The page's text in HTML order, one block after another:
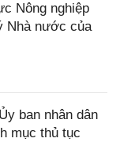
Nông nghiệp
Nhà nước của
ban nhân dân
mục thủ tục